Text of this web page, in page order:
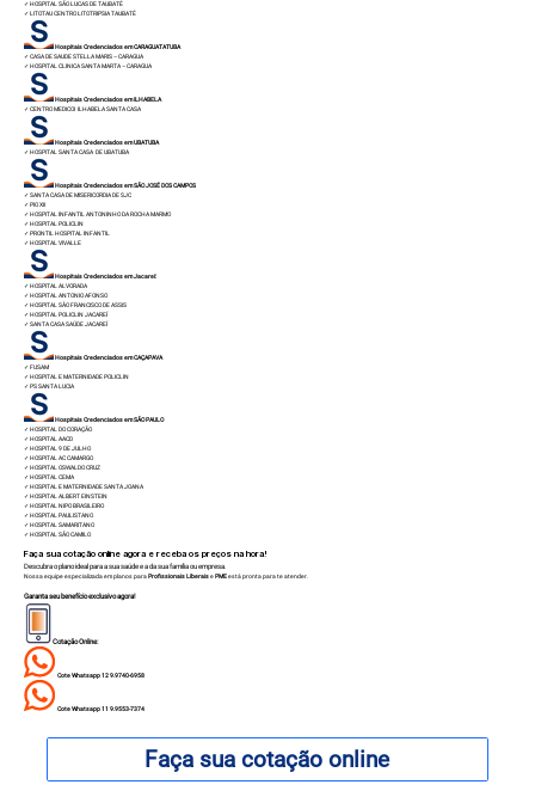
✓ HOSPITAL SÃO LUCAS DE TAUBATÉ
✓ LITOTAU CENTRO LITOTRIPSIA TAUBATÉ
Hospitais Credenciados em CARAGUATATUBA
✓CASA DE SAUDE STELLA MARIS – CARAGUA
✓HOSPITAL CLINICA SANTA MARTA – CARAGUA
Hospitais Credenciados em ILHABELA
✓ CENTRO MEDICOI ILHABELA SANTA CASA
Hospitais Credenciados em UBATUBA
✓HOSPITAL SANTA CASA DE UBATUBA
Hospitais Credenciados em SÃO JOSÉ DOS CAMPOS
✓SANTA CASA DE MISERICORDIA DE SJC
✓PIO XII
✓HOSPITAL INFANTIL ANTONINHO DA ROCHA MARMO
✓HOSPITAL POLICLIN
✓PRONTIL HOSPITAL INFANTIL
✓HOSPITAL VIVALLE
Hospitais Credenciados em Jacareí:
✓HOSPITAL ALVORADA
✓HOSPITAL ANTONIO AFONSO
✓HOSPITAL SÂO FRANCISCO DE ASSIS
✓HOSPITAL POLICLIN JACAREÍ
✓SANTA CASA SAÚDE JACAREÍ
Hospitais Credenciados em CAÇAPAVA
✓FUSAM
✓HOSPITAL E MATERNIDADE POLICLIN
✓PS SANTA LUCIA
Hospitais Credenciados em SÃO PAULO
✓HOSPITAL DO CORAÇÃO
✓HOSPITAL AACD
✓HOSPITAL 9 DE JULHO
✓HOSPITAL AC CAMARGO
✓HOSPITAL OSWALDO CRUZ
✓HOSPITAL CEMA
✓HOSPITAL E MATERNIDADE SANTA JOANA
✓HOSPITAL ALBERT EINSTEIN
✓HOSPITAL NIPO BRASILEIRO
✓HOSPITAL PAULISTANO
✓HOSPITAL SAMARITANO
✓HOSPITAL SÃO CAMILO
Faça sua cotação online agora e receba os preços na hora!
Descubra o plano ideal para a sua saúde e a da sua família ou empresa.
Nossa equipe especializada em planos paraProfissionais LiberaisePMEestá pronta para te atender.
Garanta seu benefício exclusivo agora!
Cotação Online:
Cote Whatsapp 12 9.9740-6958
Cote Whatsapp 11 9.9553-7374
Faça sua cotação online